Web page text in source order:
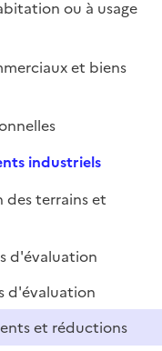
ou à usage
et biens
industriels
des terrains et
d'évaluation
d'évaluation
et réductions